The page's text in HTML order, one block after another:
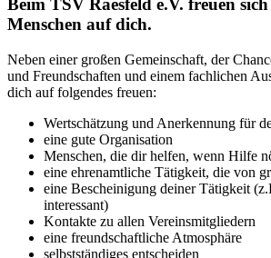
Beim TSV Raesfeld e.V. freuen
Menschen auf dich.
Neben einer großen Gemeinschaft, der
und Freundschaften und einem fachlichen
dich auf folgendes freuen:
Wertschätzung und Anerkennung für
eine gute Organisation
Menschen, die dir helfen, wenn Hilfe
eine ehrenamtliche Tätigkeit, die von
eine Bescheinigung deiner Tätigkeit
interessant)
Kontakte zu allen Vereinsmitgliedern
eine freundschaftliche Atmosphäre
selbstständiges entscheiden